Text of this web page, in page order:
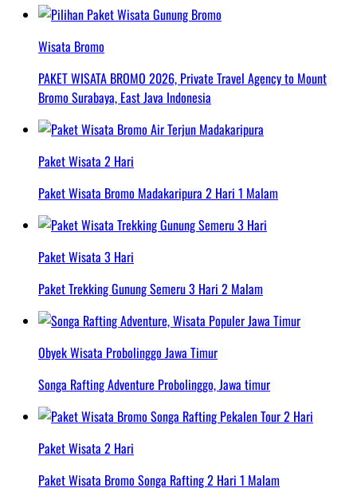
Wisata Bromo
PAKET WISATA BROMO 2026, Private Travel Agency to Mount
Bromo Surabaya, East Java Indonesia
Paket Wisata 2 Hari
Paket Wisata Bromo Madakaripura 2 Hari 1 Malam
Paket Wisata 3 Hari
Paket Trekking Gunung Semeru 3 Hari 2 Malam
Obyek Wisata Probolinggo Jawa Timur
Songa Rafting Adventure Probolinggo, Jawa timur
Paket Wisata 2 Hari
Paket Wisata Bromo Songa Rafting 2 Hari 1 Malam